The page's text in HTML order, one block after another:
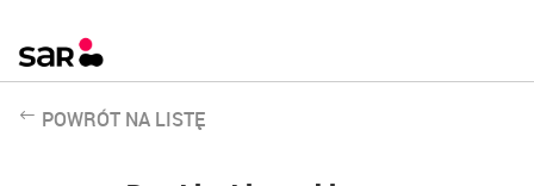
POWRÓT NA LISTĘ